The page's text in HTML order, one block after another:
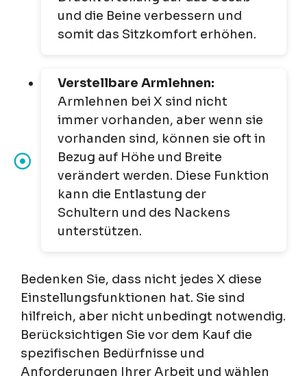
und die Beine verbessern und
somit das Sitzkomfort erhöhen.
Verstellbare Armlehnen:
Armlehnen bei X sind nicht
immer vorhanden, aber wenn sie
vorhanden sind, können sie oft in
Bezug auf Höhe und Breite
verändert werden. Diese Funktion
kann die Entlastung der
Schultern und des Nackens
unterstützen.
Bedenken Sie, dass nicht jedes X diese
Einstellungsfunktionen hat. Sie sind
hilfreich, aber nicht unbedingt notwendig.
Berücksichtigen Sie vor dem Kauf die
spezifischen Bedürfnisse und
Anforderungen Ihrer Arbeit und wählen